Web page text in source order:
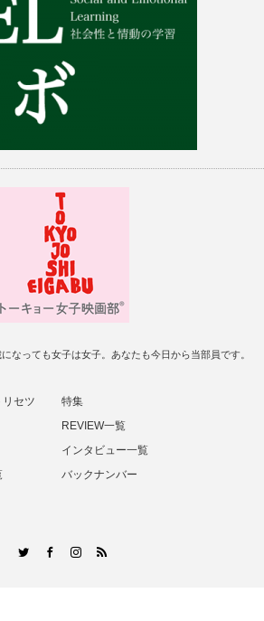
なっても女子は女子。あなたも今日から当部員です。
リセツ
特集
REVIEW一覧
インタビュー一覧
バックナンバー
TwitterFacebookInstagram
RSS